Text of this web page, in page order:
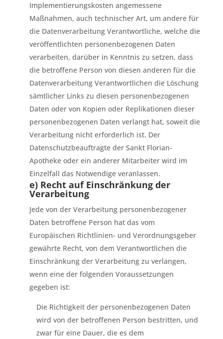
Implementierungskosten angemessene
Maßnahmen, auch technischer Art, um andere für
die Datenverarbeitung Verantwortliche, welche die
veröffentlichten personenbezogenen Daten
verarbeiten, darüber in Kenntnis zu setzen, dass
die betroffene Person von diesen anderen für die
Datenverarbeitung Verantwortlichen die Löschung
sämtlicher Links zu diesen personenbezogenen
Daten oder von Kopien oder Replikationen dieser
personenbezogenen Daten verlangt hat, soweit die
Verarbeitung nicht erforderlich ist. Der
Datenschutzbeauftragte der Sankt Florian-
Apotheke oder ein anderer Mitarbeiter wird im
Einzelfall das Notwendige veranlassen.
e) Recht auf Einschränkung der
Verarbeitung
Jede von der Verarbeitung personenbezogener
Daten betroffene Person hat das vom
Europäischen Richtlinien- und Verordnungsgeber
gewährte Recht, von dem Verantwortlichen die
Einschränkung der Verarbeitung zu verlangen,
wenn eine der folgenden Voraussetzungen
gegeben ist:
Die Richtigkeit der personenbezogenen Daten
wird von der betroffenen Person bestritten, und
zwar für eine Dauer, die es dem